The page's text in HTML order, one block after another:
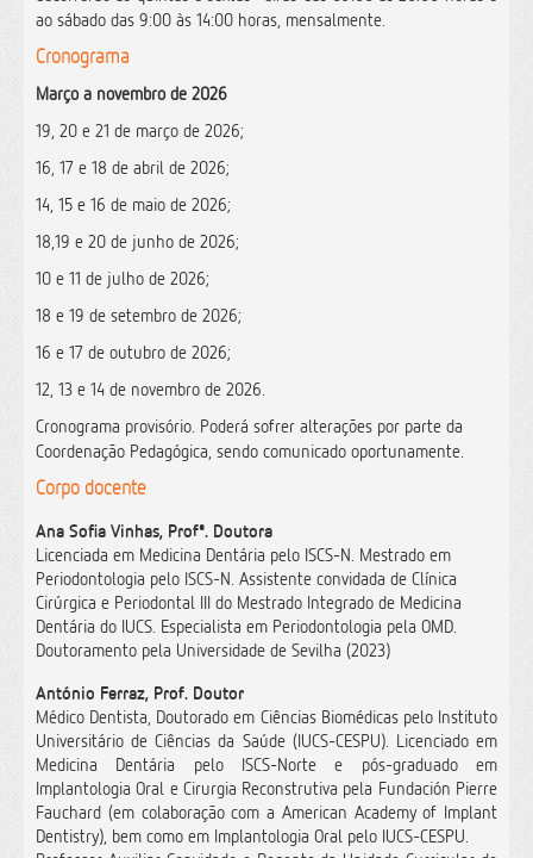
ao sábado das 9:00 às 14:00 horas, mensalmente.
Cronograma
Março a novembro de 2026
19, 20 e 21 de março de 2026;
16, 17 e 18 de abril de 2026;
14, 15 e 16 de maio de 2026;
18,19 e 20 de junho de 2026;
10 e 11 de julho de 2026;
18 e 19 de setembro de 2026;
16 e 17 de outubro de 2026;
12, 13 e 14 de novembro de 2026.
Cronograma provisório. Poderá sofrer alterações por parte da
Coordenação Pedagógica, sendo comunicado oportunamente.
Corpo docente
Ana Sofia Vinhas, Profª. Doutora
Licenciada em Medicina Dentária pelo ISCS-N. Mestrado em
Periodontologia pelo ISCS-N. Assistente convidada de Clínica
Cirúrgica e Periodontal III do Mestrado Integrado de Medicina
Dentária do IUCS. Especialista em Periodontologia pela OMD.
Doutoramento pela Universidade de Sevilha (2023)
António Ferraz, Prof. Doutor
Médico Dentista, Doutorado em Ciências Biomédicas pelo Instituto
Universitário de Ciências da Saúde (IUCS-CESPU). Licenciado em
Medicina Dentária pelo ISCS-Norte e pós-graduado em
Implantologia Oral e Cirurgia Reconstrutiva pela Fundación Pierre
Fauchard (em colaboração com a American Academy of Implant
Dentistry), bem como em Implantologia Oral pelo IUCS-CESPU.